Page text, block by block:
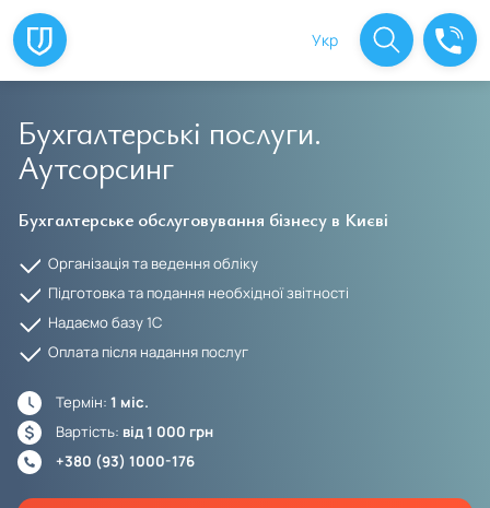
Укр
Бухгалтерські послуги.
Аутсорсинг
Бухгалтерське обслуговування бізнесу в Києві
Організація та ведення обліку
Підготовка та подання необхідної звітності
Надаємо базу 1С
Оплата після надання послуг
Термін:1 міс.
Вартість: від 1 000 грн
+380 (93) 1000-176